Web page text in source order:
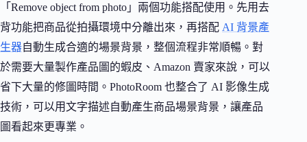
「Remove object from photo」兩個功能搭配使用。先用去
背功能把商品從拍攝環境中分離出來，再搭配 AI 背景產
生器自動生成合適的場景背景，整個流程非常順暢。對
於需要大量製作產品圖的蝦皮、Amazon 賣家來說，可以
省下大量的修圖時間。PhotoRoom 也整合了 AI 影像生成
技術，可以用文字描述自動產生商品場景背景，讓產品
圖看起來更專業。